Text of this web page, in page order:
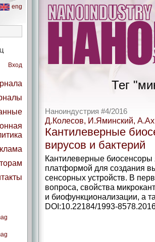
eng
Вход
Тег
Наноиндустрия #4/2016
Д.Колесов, И.Яминский,
Кантилеверные
вирусов и бактерий
Кантилеверные
платформой для создания
сенсорных устройств. В
вопроса, свойства
и биофункционализации, а
DOI:10.22184/1993-